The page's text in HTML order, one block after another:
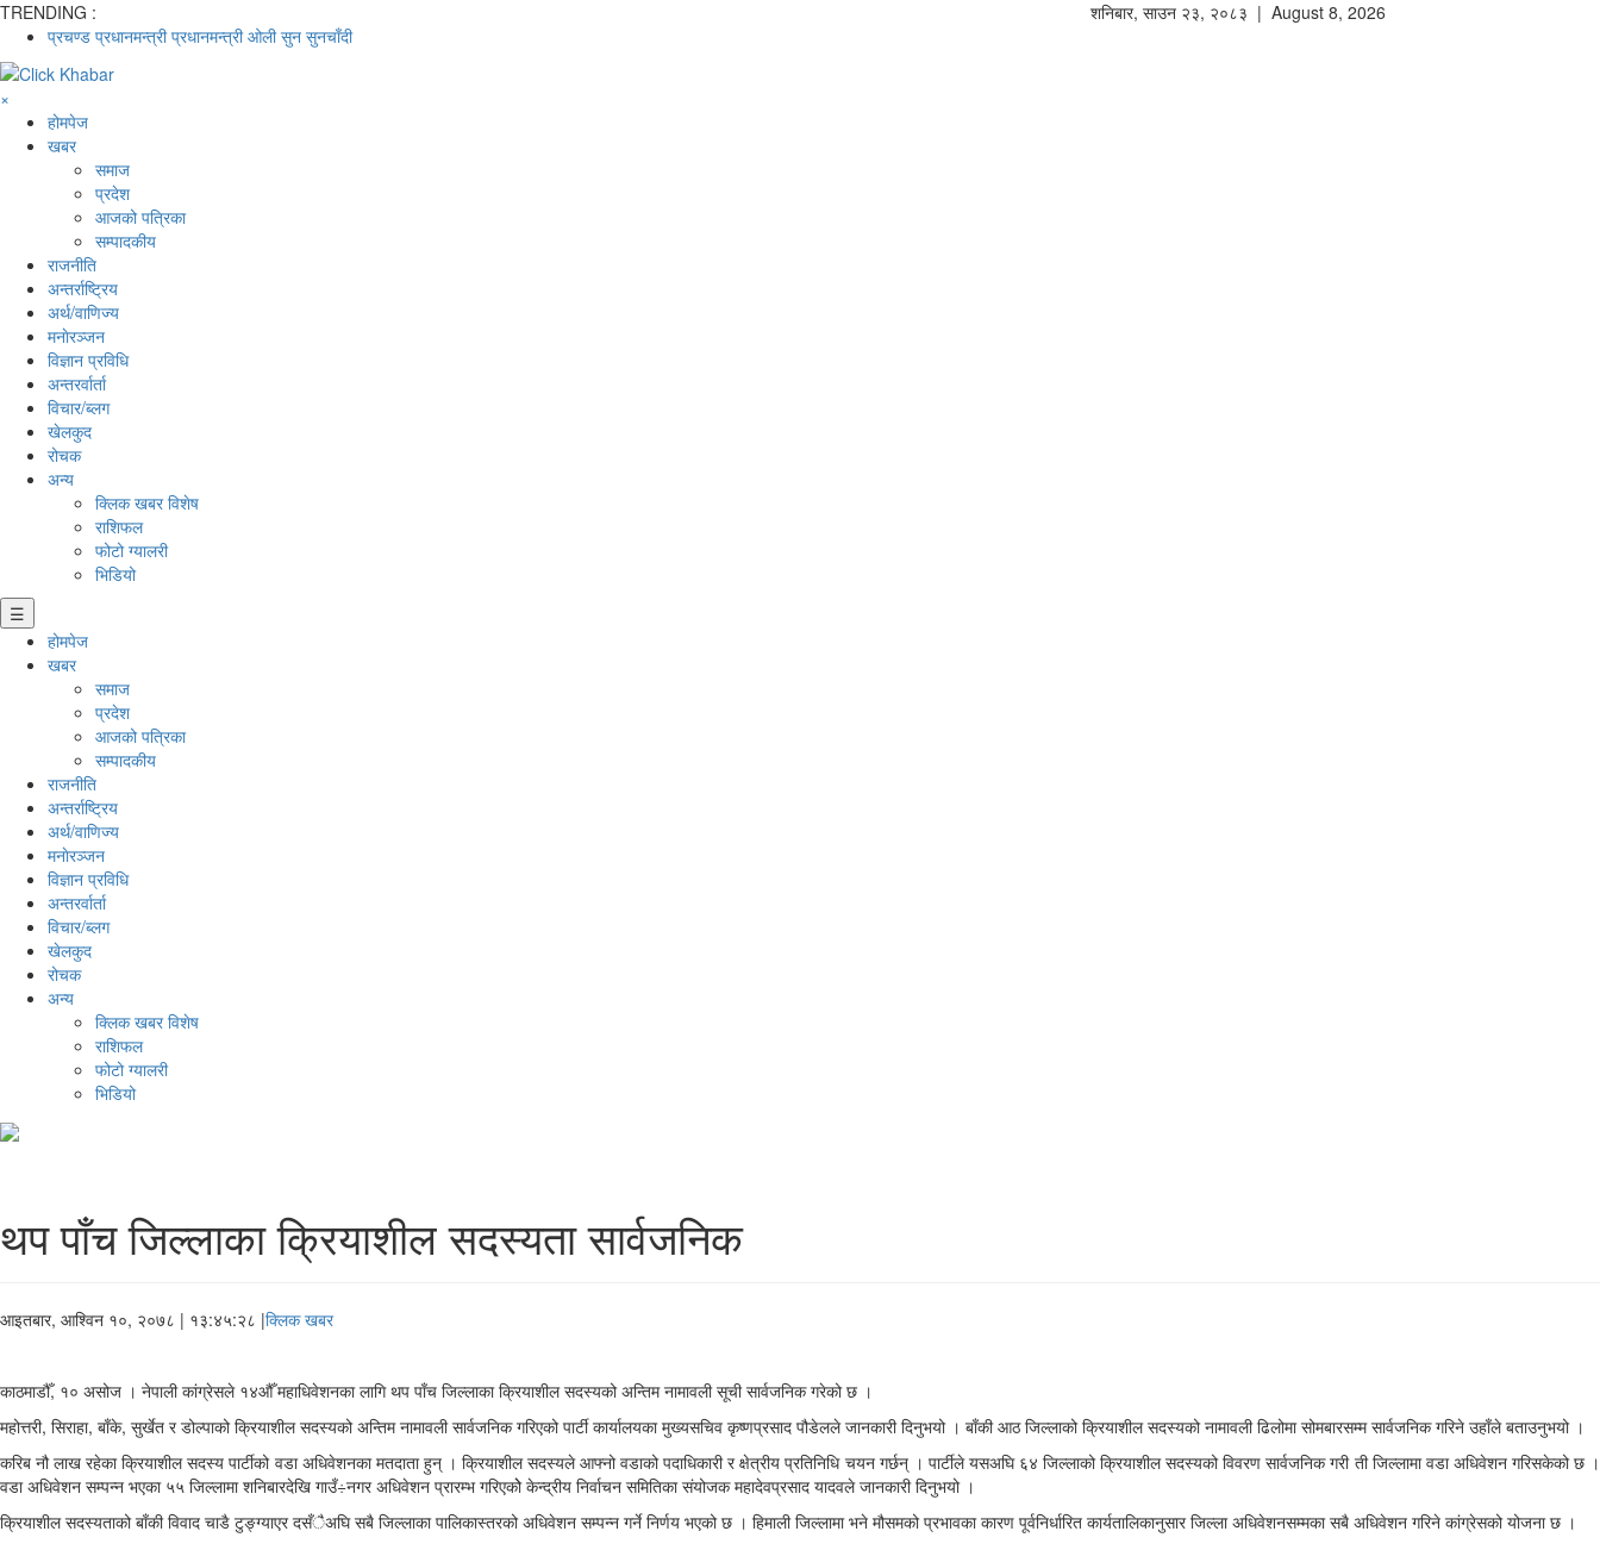
TRENDING :
प्रचण्ड प्रधानमन्त्री प्रधानमन्त्री ओली सुन सुनचाँदी
शनिबार, साउन २३, २०८३ | August 8, 2026
×
होमपेज
खबर
समाज
प्रदेश
आजको पत्रिका
सम्पादकीय
राजनीति
अन्तर्राष्ट्रिय
अर्थ/वाणिज्य
मनाेरञ्जन
विज्ञान प्रविधि
अन्तरर्वार्ता
विचार/ब्लग
खेलकुद
रोचक
अन्य
क्लिक खबर विशेष
राशिफल
फोटो ग्यालरी
भिडियो
☰
होमपेज
खबर
समाज
प्रदेश
आजको पत्रिका
सम्पादकीय
राजनीति
अन्तर्राष्ट्रिय
अर्थ/वाणिज्य
मनाेरञ्जन
विज्ञान प्रविधि
अन्तरर्वार्ता
विचार/ब्लग
खेलकुद
रोचक
अन्य
क्लिक खबर विशेष
राशिफल
फोटो ग्यालरी
भिडियो
थप पाँच जिल्लाका क्रियाशील सदस्यता सार्वजनिक
आइतबार, आश्विन १०, २०७८ | १३:४५:२८ |क्लिक खबर
काठमाडौँ, १० असोज । नेपाली कांग्रेसले १४औँ महाधिवेशनका लागि थप पाँच जिल्लाका क्रियाशील सदस्यको अन्तिम नामावली सूची सार्वजनिक गरेको छ ।
महोत्तरी, सिराहा, बाँके, सुर्खेत र डोल्पाको क्रियाशील सदस्यको अन्तिम नामावली सार्वजनिक गरिएको पार्टी कार्यालयका मुख्यसचिव कृष्णप्रसाद पौडेलले जानकारी दिनुभयो । बाँकी आठ जिल्लाको क्रियाशील सदस्यको नामावली ढिलोमा सोमबारसम्म सार्वजनिक गरिने उहाँले बताउनुभयो ।
करिब नौ लाख रहेका क्रियाशील सदस्य पार्टीको वडा अधिवेशनका मतदाता हुन् । क्रियाशील सदस्यले आफ्नो वडाको पदाधिकारी र क्षेत्रीय प्रतिनिधि चयन गर्छन् । पार्टीले यसअघि ६४ जिल्लाको क्रियाशील सदस्यको विवरण सार्वजनिक गरी ती जिल्लामा वडा अधिवेशन गरिसकेको छ ।
वडा अधिवेशन सम्पन्न भएका ५५ जिल्लामा शनिबारदेखि गाउँ÷नगर अधिवेशन प्रारम्भ गरिएकोे केन्द्रीय निर्वाचन समितिका संयोजक महादेवप्रसाद यादवले जानकारी दिनुभयो ।
क्रियाशील सदस्यताको बाँकी विवाद चाडै टुङ्ग्याएर दसँैअघि सबै जिल्लाका पालिकास्तरको अधिवेशन सम्पन्न गर्ने निर्णय भएको छ । हिमाली जिल्लामा भने मौसमको प्रभावका कारण पूर्वनिर्धारित कार्यतालिकानुसार जिल्ला अधिवेशनसम्मका सबै अधिवेशन गरिने कांग्रेसको योजना छ ।